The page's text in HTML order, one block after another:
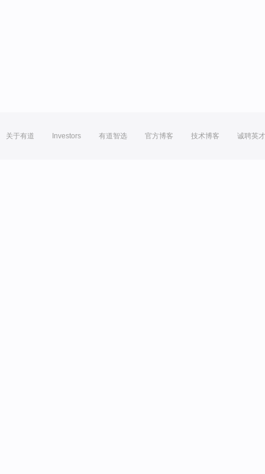
关于有道 Investors 有道智选 官方博客 技术博客 诚聘英才